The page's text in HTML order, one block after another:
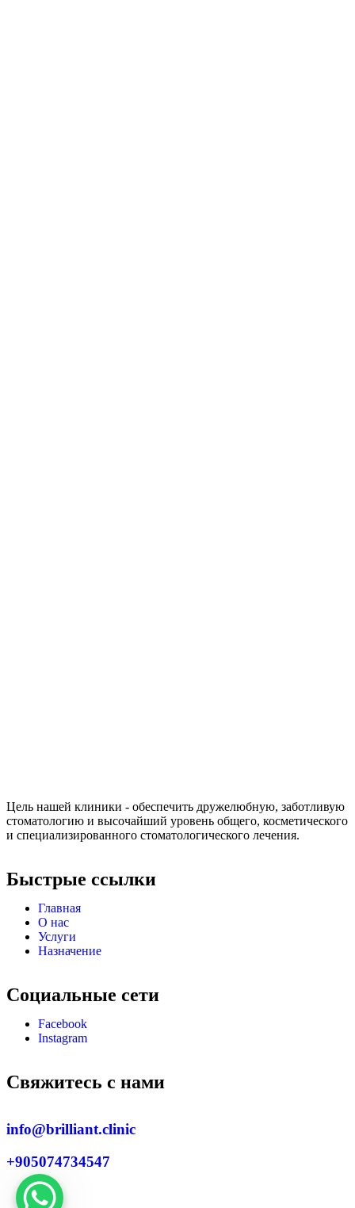
Цель нашей клиники - обеспечить дружелюбную, заботливую
стоматологию и высочайший уровень общего, косметического
и специализированного стоматологического лечения.
Быстрые ссылки
Главная
О нас
Услуги
Назначение
Социальные сети
Facebook
Instagram
Свяжитесь с нами
info@brilliant.clinic
+905074734547